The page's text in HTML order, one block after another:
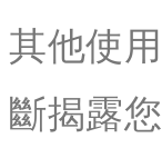
其他使
斷揭露